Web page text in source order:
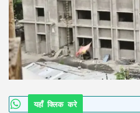
यहाँ क्लिक करे